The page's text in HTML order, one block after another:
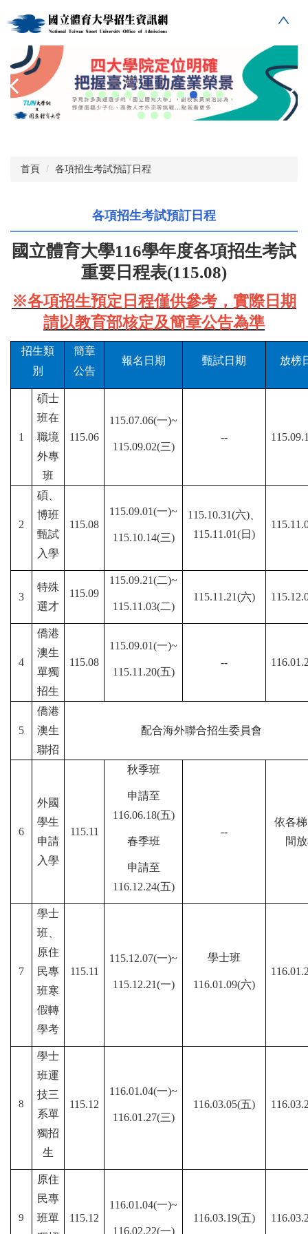
到
內
容
區
首頁 各項招生考試預訂日程
各項招生考試預訂日程
國立體育大學116學年度各項招生考試
重要日程表(115.08)
※各項招生預定日程僅供參考，實際日期
請以教育部核定及簡章公告為準
招生類
別
簡章
公告
報名日期 甄試日期 放榜
1
碩士
班在
職境
外專
班
115.06
115.07.06(一)~
115.09.02(三)
--
2
碩、
博班
甄試
入學
115.08
115.09.01(一)~
115.10.14(三)
115.10.31(六)、
115.11.01(日)
3
特殊
選才
115.09
115.09.21(二)~
115.11.03(二)
115.11.21(六)
4
僑港
澳生
單獨
招生
115.08
115.09.01(一)~
115.11.20(五)
--
5
僑港
澳生
聯招
配合海外聯合招生委員會
6
外國
學生
申請
入學
115.11
秋季班
申請至
116.06.18(五)
春季班
申請至
116.12.24(五)
--
依各
間
7
學士
班、
原住
民專
班寒
假轉
學考
115.11
115.12.07(一)~
115.12.21(一)
學士班
116.01.09(六)
8
學士
班運
技三
系單
獨招
生
115.12
116.01.04(一)~
116.01.27(三)
116.03.05(五)
9
原住
民專
班單
115.12
116.01.04(一)~
116.02.22(一)
116.03.19(五)